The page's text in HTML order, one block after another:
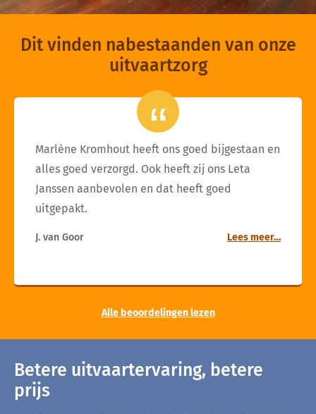
Dit vinden nabestaanden van onze
uitvaartzorg
Marlène Kromhout heeft ons goed bijgestaan en
alles goed verzorgd. Ook heeft zij ons Leta
Janssen aanbevolen en dat heeft goed
uitgepakt.
J. van Goor Lees meer…
Alle beoordelingen lezen
Betere uitvaartervaring, betere
prijs